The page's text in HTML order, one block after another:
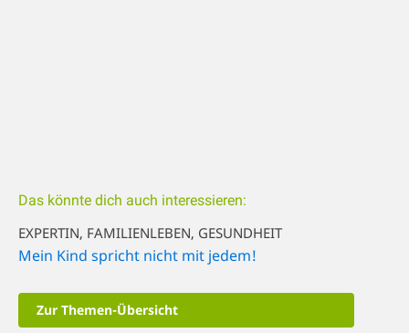
Das könnte dich auch interessieren:
EXPERTIN, FAMILIENLEBEN, GESUNDHEIT
Mein Kind spricht nicht mit jedem!
Zur Themen-Übersicht